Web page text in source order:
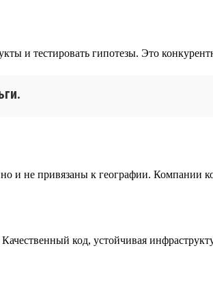
и тестировать гипотезы. Это
и не привязаны к географии. Компании
код, устойчивая